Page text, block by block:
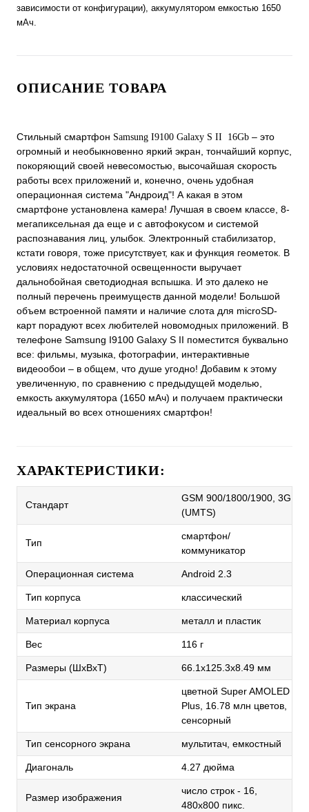
зависимости от конфигурации), аккумулятором емкостью 1650
мАч.
ОПИСАНИЕ ТОВАРА
Стильный смартфон Samsung I9100 Galaxy S II 16Gb – это
огромный и необыкновенно яркий экран, тончайший корпус,
покоряющий своей невесомостью, высочайшая скорость
работы всех приложений и, конечно, очень удобная
операционная система "Андроид"! А какая в этом
смартфоне установлена камера! Лучшая в своем классе, 8-
мегапиксельная да еще и с автофокусом и системой
распознавания лиц, улыбок. Электронный стабилизатор,
кстати говоря, тоже присутствует, как и функция геометок. В
условиях недостаточной освещенности выручает
дальнобойная светодиодная вспышка. И это далеко не
полный перечень преимуществ данной модели! Большой
объем встроенной памяти и наличие слота для microSD-
карт порадуют всех любителей новомодных приложений. В
телефоне Samsung I9100 Galaxy S II поместится буквально
все: фильмы, музыка, фотографии, интерактивные
видеообои – в общем, что душе угодно! Добавим к этому
увеличенную, по сравнению с предыдущей моделью,
емкость аккумулятора (1650 мАч) и получаем практически
идеальный во всех отношениях смартфон!
ХАРАКТЕРИСТИКИ:
Стандарт
GSM 900/1800/1900, 3G
(UMTS)
Тип
смартфон/
коммуникатор
Операционная система Android 2.3
Тип корпуса классический
Материал корпуса металл и пластик
Вес 116 г
Размеры (ШxВxТ) 66.1x125.3x8.49 мм
Тип экрана
цветной Super AMOLED
Plus, 16.78 млн цветов,
сенсорный
Тип сенсорного экрана мультитач, емкостный
Диагональ 4.27 дюйма
Размер изображения
число строк - 16,
480x800 пикс.